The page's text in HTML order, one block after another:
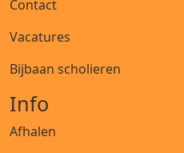
Contact
Vacatures
Bijbaan scholieren
Info
Afhalen